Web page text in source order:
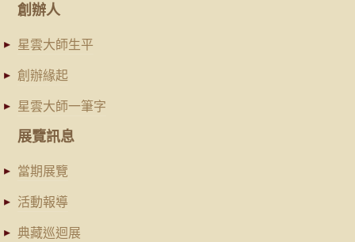
創辦人
星雲大師生平
創辦緣起
星雲大師一筆字
展覽訊息
當期展覽
活動報導
典藏巡迴展